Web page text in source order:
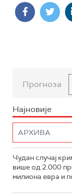
Прогноза
Најновије
Чудан случај
више од 2.000
милиона евра и